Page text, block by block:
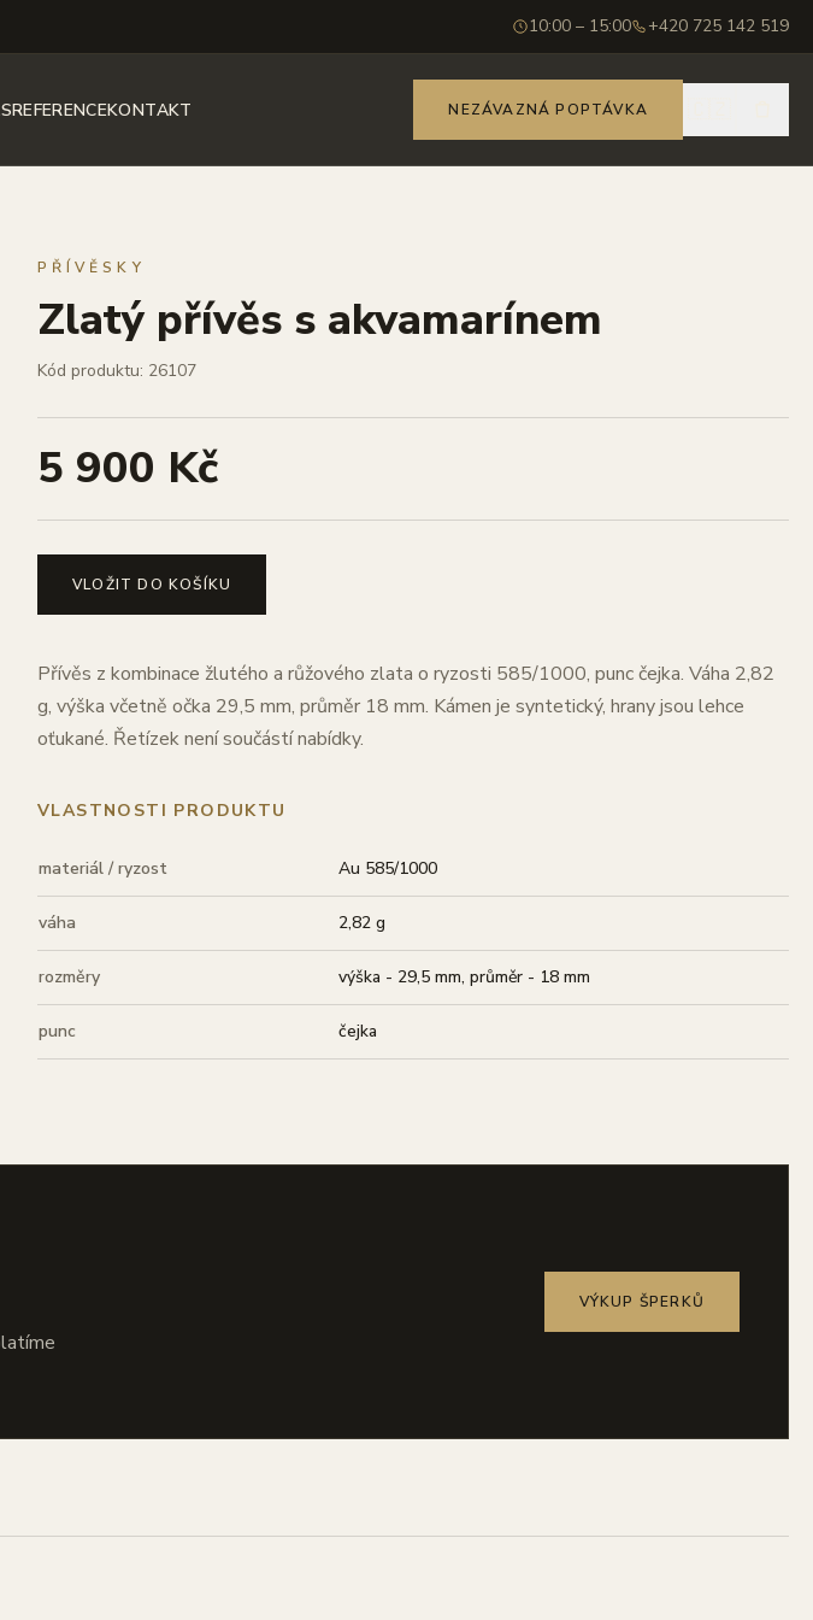
10:00 – 15:00 +420 725 142 519
REFERENCEKONTAKT NEZÁVAZNÁ POPTÁVKA
PŘÍVĚSKY
Zlatý přívěs s akvamarínem
Kód produktu: 26107
5 900 Kč
VLOŽIT DO KOŠÍKU
Přívěs z kombinace žlutého a růžového zlata o ryzosti 585/1000, punc čejka. Váha 2,82
g, výška včetně očka 29,5 mm, průměr 18 mm. Kámen je syntetický, hrany jsou lehce
oťukané. Řetízek není součástí nabídky.
VLASTNOSTI PRODUKTU
materiál / ryzost Au 585/1000
váha 2,82 g
rozměry výška - 29,5 mm, průměr - 18 mm
punc čejka
VÝKUP ŠPERKŮ